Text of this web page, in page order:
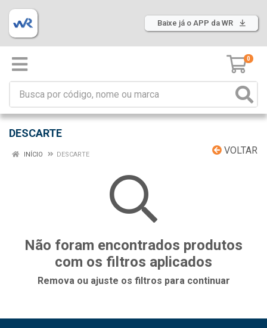
Baixe já o APP da WR
0
DESCARTE
VOLTAR
INÍCIO DESCARTE
Não foram encontrados produtos
com os filtros aplicados
Remova ou ajuste os filtros para continuar